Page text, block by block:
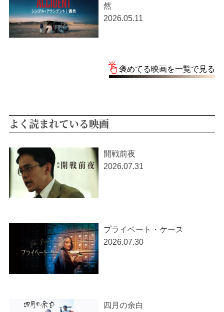
然
2026.05.11
褒めてる映画を一覧で見る
よく読まれている映画
開戦前夜
2026.07.31
プライベート・ケース
2026.07.30
四月の余白